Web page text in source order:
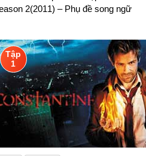
2(2011) – Phụ đề song ngữ
Tập
1